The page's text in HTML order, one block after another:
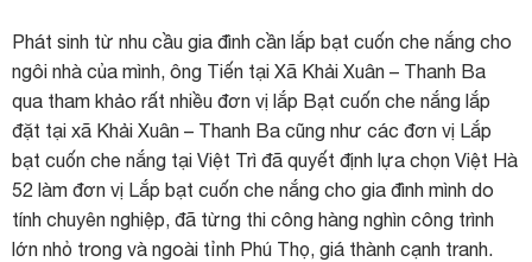
Phát sinh từ nhu cầu gia đình cần lắp bạt cuốn che nắng cho
ngôi nhà của mình, ông Tiến tại Xã Khải Xuân – Thanh Ba
qua tham khảo rất nhiều đơn vị lắp Bạt cuốn che nắng lắp
đặt tại xã Khải Xuân – Thanh Ba cũng như các đơn vị Lắp
bạt cuốn che nắng tại Việt Trì đã quyết định lựa chọn Việt Hà
52 làm đơn vị Lắp bạt cuốn che nắng cho gia đình mình do
tính chuyên nghiệp, đã từng thi công hàng nghìn công trình
lớn nhỏ trong và ngoài tỉnh Phú Thọ, giá thành cạnh tranh.